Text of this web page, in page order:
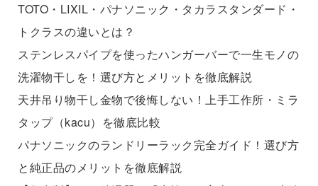
TOTO・LIXIL・パナソニック・タカラスタンダード・
トクラスの違いとは？
ステンレスパイプを使ったハンガーバーで一生モノの
洗濯物干しを！選び方とメリットを徹底解説
天井吊り物干し金物で後悔しない！上手工作所・ミラ
タップ（kacu）を徹底比較
パナソニックのランドリーラック完全ガイド！選び方
と純正品のメリットを徹底解説